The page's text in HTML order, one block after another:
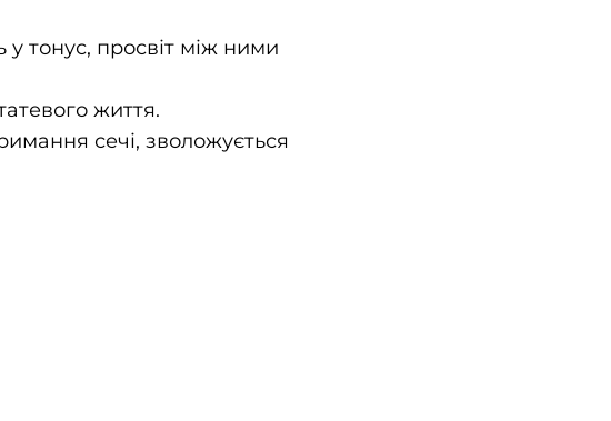
у тонус, просвіт між ними
життя.
сечі, зволожується